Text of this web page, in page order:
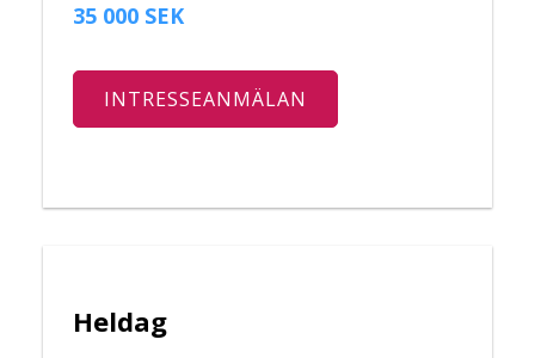
35 000 SEK
INTRESSEANMÄLAN
Heldag